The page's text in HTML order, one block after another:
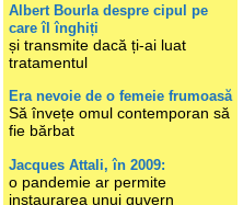
Albert Bourla despre cipul pe
care îl înghiți
și transmite dacă ți-ai luat
tratamentul
Era nevoie de o femeie frumoasă
Să învețe omul contemporan să
fie bărbat
Jacques Attali, în 2009:
o pandemie ar permite
instaurarea unui guvern